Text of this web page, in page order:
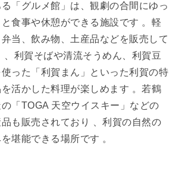
る「グルメ館」は、観劇の合間にゆっ
と食事や休憩ができる施設です 。軽
当、飲み物、土産品などを販売して
、利賀そばや清流そうめん、利賀豆
使った「利賀まん」といった利賀の特
を活かした料理が楽しめます 。若鶴
「TOGA 天空ウイスキー」などの
品も販売されており 、利賀の自然の
堪能できる場所です 。